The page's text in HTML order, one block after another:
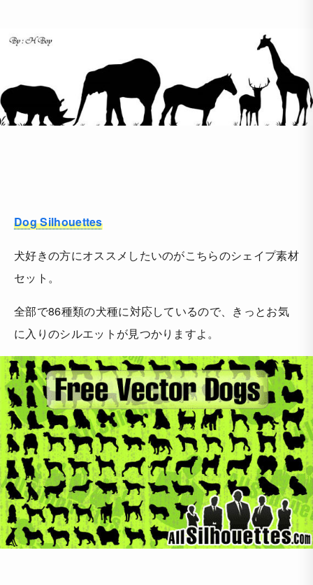
Dog Silhouettes
犬好きの方にオススメしたいのがこちらのシェイプ素材
セット。
全部で86種類の犬種に対応しているので、きっとお気
に入りのシルエットが見つかりますよ。